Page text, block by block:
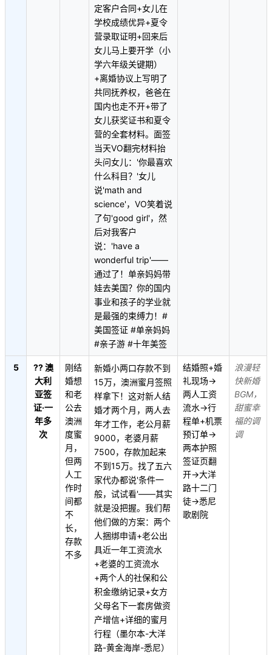
定客户合同+女儿在
学校成绩优异+夏令
营录取证明+回来后
女儿马上要开学（小
学六年级关键期）
+离婚协议上写明了
共同抚养权，爸爸在
国内也走不开+带了
女儿获奖证书和夏令
营的全套材料。面签
当天VO翻完材料抬
头问女儿：'你最喜欢
什么科目？'女儿
说'math and
science'，VO笑着说
了句'good girl'，然
后对我客户
说：'have a
wonderful trip'——
通过了！单亲妈妈带
娃去美国？你的国内
事业和孩子的学业就
是最强的束缚力！#
美国签证 #单亲妈妈
#亲子游 #十年美签
5
?? 澳
大利
亚签
证·一
年多
次
刚结
婚想
和老
公去
澳洲
度蜜
月，
但两
人工
作时
间都
不
长，
存款
不多
新婚小两口存款不到
15万，澳洲蜜月签照
样拿下！这对新人结
婚才两个月，两人去
年才工作，老公月薪
9000，老婆月薪
7500，存款加起来
不到15万。找了五六
家代办都说'条件一
般，试试看'——其实
就是没把握。我们帮
他们做的方案：两个
人捆绑申请+老公出
具近一年工资流水
+老婆的工资流水
+两个人的社保和公
积金缴纳记录+女方
父母名下一套房做资
产增信+详细的蜜月
行程（墨尔本-大洋
路-黄金海岸-悉尼）
结婚照+婚
礼现场→
两人工资
流水→行
程单+机票
预订单→
两本护照
签证页翻
开→大洋
路十二门
徒→悉尼
歌剧院
浪漫轻
快新婚
BGM，
甜蜜幸
福的调
调